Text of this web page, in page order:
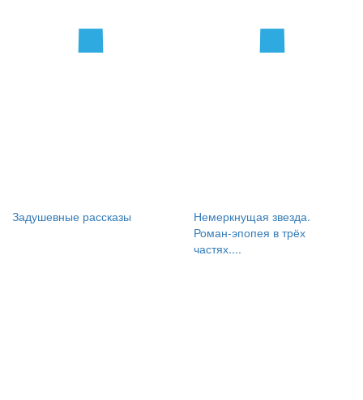
Задушевные рассказы
Немеркнущая звезда.
Роман-эпопея в трёх
частях....